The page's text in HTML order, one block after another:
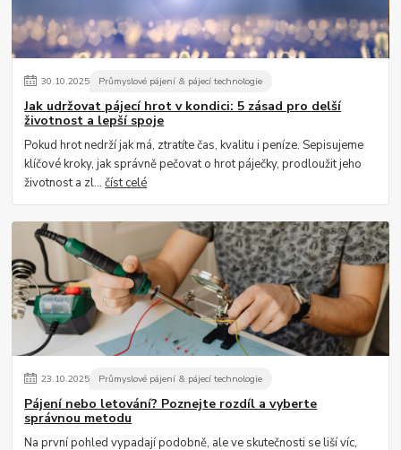
30.10.2025 Průmyslové pájení & pájecí technologie
Jak udržovat pájecí hrot v kondici: 5 zásad pro delší
životnost a lepší spoje
Pokud hrot nedrží jak má, ztratíte čas, kvalitu i peníze. Sepisujeme
klíčové kroky, jak správně pečovat o hrot páječky, prodloužit jeho
životnost a zl...číst celé
23.10.2025 Průmyslové pájení & pájecí technologie
Pájení nebo letování? Poznejte rozdíl a vyberte
správnou metodu
Na první pohled vypadají podobně, ale ve skutečnosti se liší víc,